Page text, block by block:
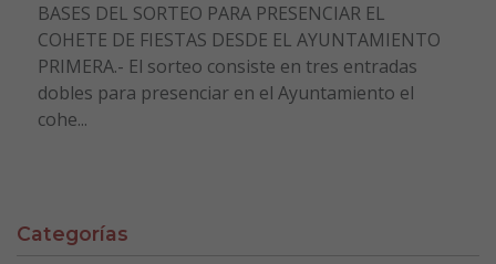
BASES DEL SORTEO PARA PRESENCIAR EL
COHETE DE FIESTAS DESDE EL AYUNTAMIENTO
PRIMERA.- El sorteo consiste en tres entradas
dobles para presenciar en el Ayuntamiento el
cohe...
Categorías